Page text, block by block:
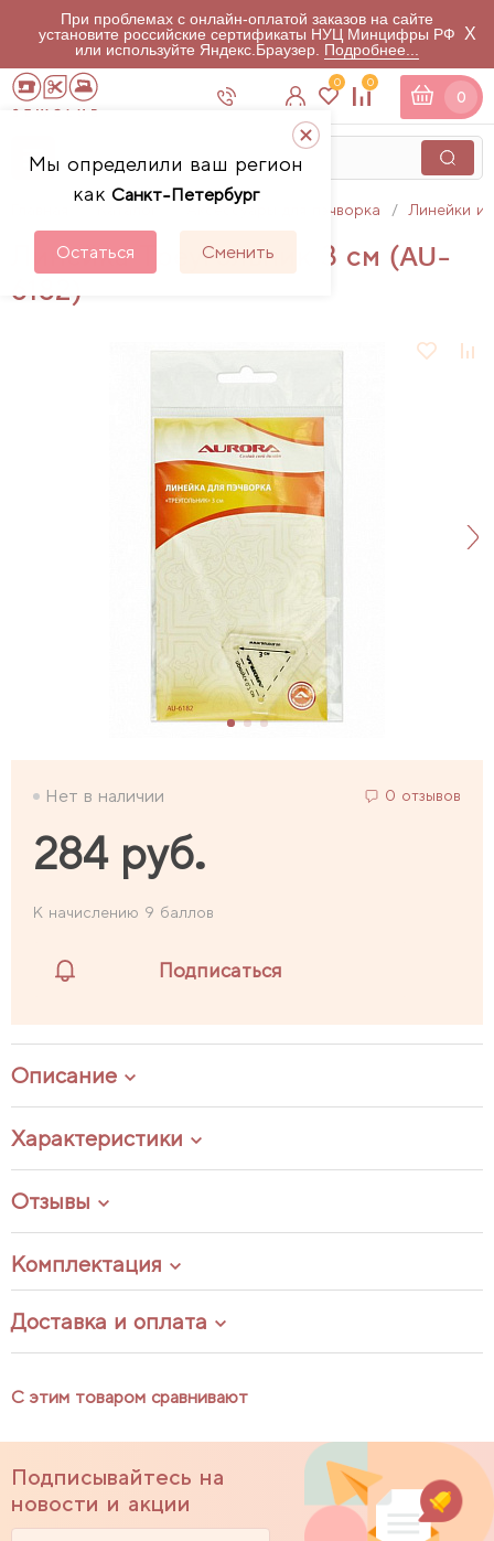
При проблемах с онлайн-оплатой заказов на сайте
установите российские сертификаты НУЦ Минцифры РФ
или используйте Яндекс.Браузер. Подробнее...
X
Мы определили ваш регион
как Санкт-Петербург
Остаться Сменить
0 0
0
Аксессуары для пэчворка Линейки и
Линейка Треугольник 3 см (AU-
6182)
Нет в наличии 0 отзывов
284 руб.
К начислению 9 баллов
Подписаться
Описание
Характеристики
Отзывы
Комплектация
Доставка и оплата
С этим товаром сравнивают
Подписывайтесь на
новости и акции